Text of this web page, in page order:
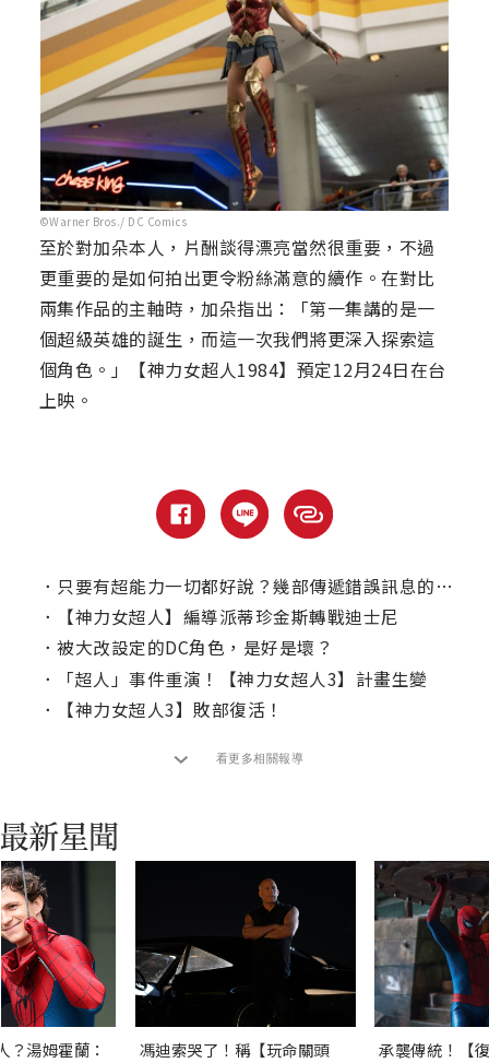
©Warner Bros./ DC Comics
至於對加朵本人，片酬談得漂亮當然很重要，不過
更重要的是如何拍出更令粉絲滿意的續作。在對比
兩集作品的主軸時，加朵指出：「第一集講的是一
個超級英雄的誕生，而這一次我們將更深入探索這
個角色。」【神力女超人1984】預定12月24日在台
上映。
． 只要有超能力一切都好說？幾部傳遞錯誤訊息的漫改電影
．
【神力女超人】編導派蒂珍金斯轉戰迪士尼
． 被大改設定的DC角色，是好是壞？
．
「超人」事件重演！【神力女超人3】計畫生變
．
【神力女超人3】敗部復活！
看更多相關報導
？湯姆霍蘭：
馮迪索哭了！稱【玩命關頭
承襲傳統！【